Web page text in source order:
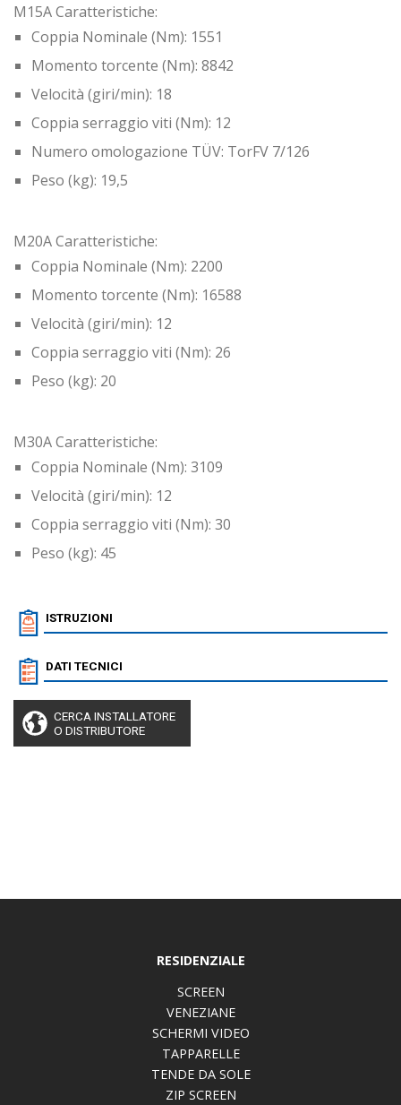
M15A Caratteristiche:
Coppia Nominale (Nm): 1551
Momento torcente (Nm): 8842
Velocità (giri/min): 18
Coppia serraggio viti (Nm): 12
Numero omologazione TÜV: TorFV 7/126
Peso (kg): 19,5
M20A Caratteristiche:
Coppia Nominale (Nm): 2200
Momento torcente (Nm): 16588
Velocità (giri/min): 12
Coppia serraggio viti (Nm): 26
Peso (kg): 20
M30A Caratteristiche:
Coppia Nominale (Nm): 3109
Velocità (giri/min): 12
Coppia serraggio viti (Nm): 30
Peso (kg): 45
ISTRUZIONI
DATI TECNICI
CERCA INSTALLATORE
O DISTRIBUTORE
RESIDENZIALE
SCREEN
VENEZIANE
SCHERMI VIDEO
TAPPARELLE
TENDE DA SOLE
ZIP SCREEN